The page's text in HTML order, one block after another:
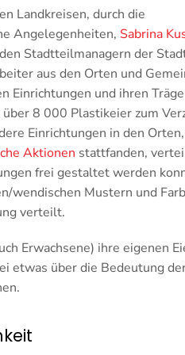
Landkreisen, durch die
Angelegenheiten, Sabrina
Stadtteilmanagern der
aus den Orten und
Einrichtungen und ihren
8 000 Plastikeier zum
Einrichtungen in den
Aktionen stattfanden,
frei gestaltet werden
wendischen Mustern und
verteilt.
Erwachsene) ihre eigenen
etwas über die Bedeutung